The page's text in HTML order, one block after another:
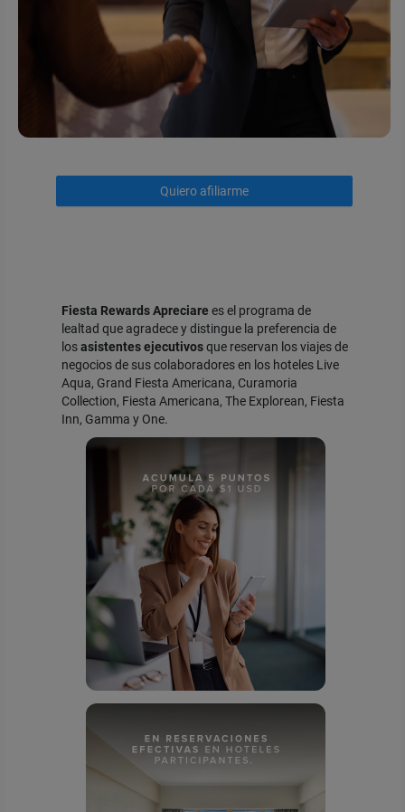
Quiero afiliarme
Fiesta Rewards Apreciare es el programa de
lealtad que agradece y distingue la preferencia de
losasistentes ejecutivosque reservan los viajes de
negocios de sus colaboradores en los hoteles Live
Aqua, Grand Fiesta Americana, Curamoria
Collection, Fiesta Americana, The Explorean, Fiesta
Inn, Gamma y One.